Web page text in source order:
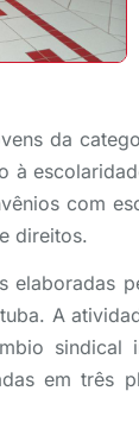
da
à
com
direitos.
elaboradas
A
sindical
em três